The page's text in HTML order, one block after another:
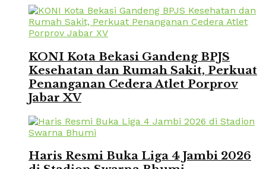
KONI Kota Bekasi Gandeng BPJS
Kesehatan dan Rumah Sakit, Perkuat
Penanganan Cedera Atlet Porprov
Jabar XV
Haris Resmi Buka Liga 4 Jambi 2026